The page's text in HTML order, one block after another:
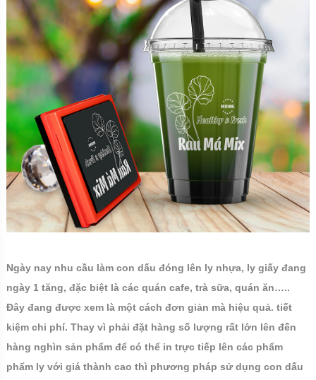
Ngày nay nhu cầu làm con dấu đóng lên ly nhựa, ly giấy đang
ngày 1 tăng, đặc biệt là các quán cafe, trà sữa, quán ăn…..
Đây đang được xem là một cách đơn giản mà hiệu quả. tiết
kiệm chi phí. Thay vì phải đặt hàng số lượng rất lớn lên đến
hàng nghìn sản phẩm để có thể in trực tiếp lên các phẩm
phẩm ly với giá thành cao thì phương pháp sử dụng con dấu